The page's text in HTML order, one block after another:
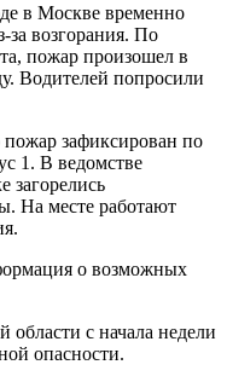
в Москве временно
за возгорания. По
пожар произошел в
Водителей попросили
зафиксирован по
1. В ведомстве
загорелись
На месте работают
о возможных
с начала недели
опасности.